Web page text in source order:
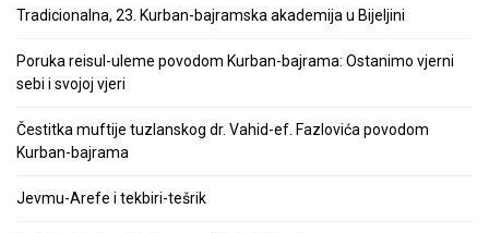
Tradicionalna, 23. Kurban-bajramska akademija u Bijeljini
Poruka reisul-uleme povodom Kurban-bajrama: Ostanimo vjerni
sebi i svojoj vjeri
Čestitka muftije tuzlanskog dr. Vahid-ef. Fazlovića povodom
Kurban-bajrama
Jevmu-Arefe i tekbiri-tešrik